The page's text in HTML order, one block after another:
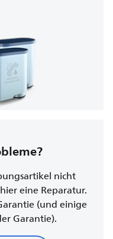
nicht
eine Reparatur.
(und einige
Garantie).